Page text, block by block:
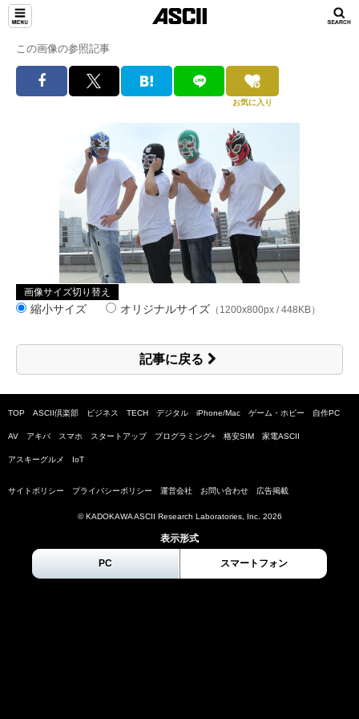
この画像の参照記事
お気に入り
画像サイズ切り替え
縮小サイズ オリジナルサイズ （1200x800px / 448KB）
記事に戻る
TOP ASCII倶楽部 ビジネス TECH デジタル iPhone/Mac ゲーム・ホビー 自作PC
AV アキバ スマホ スタートアップ プログラミング+ 格安SIM 家電ASCII
アスキーグルメ IoT
サイトポリシー プライバシーポリシー 運営会社 お問い合わせ 広告掲載
© KADOKAWA ASCII Research Laboratories, Inc. 2026
表示形式
PC スマートフォン